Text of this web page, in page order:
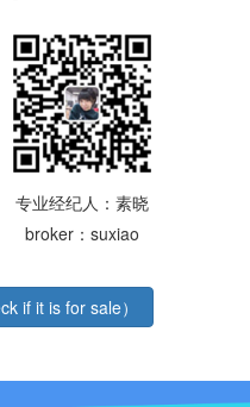
专业经纪人：素晓
broker：suxiao
if it is for sale）